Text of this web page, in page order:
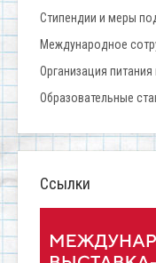
Стипендии и меры
Международное
Организация
Образовательные
Ссылки